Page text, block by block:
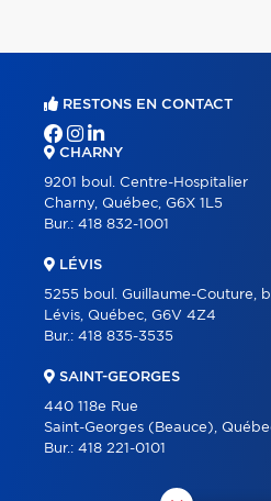
RESTONS EN CONTACT
CHARNY
9201 boul. Centre-Hospitalier
Charny, Québec, G6X 1L5
Bur.: 418 832-1001
LÉVIS
5255 boul. Guillaume-Couture,
Lévis, Québec, G6V 4Z4
Bur.: 418 835-3535
SAINT-GEORGES
440 118e Rue
Saint-Georges (Beauce),
Bur.: 418 221-0101